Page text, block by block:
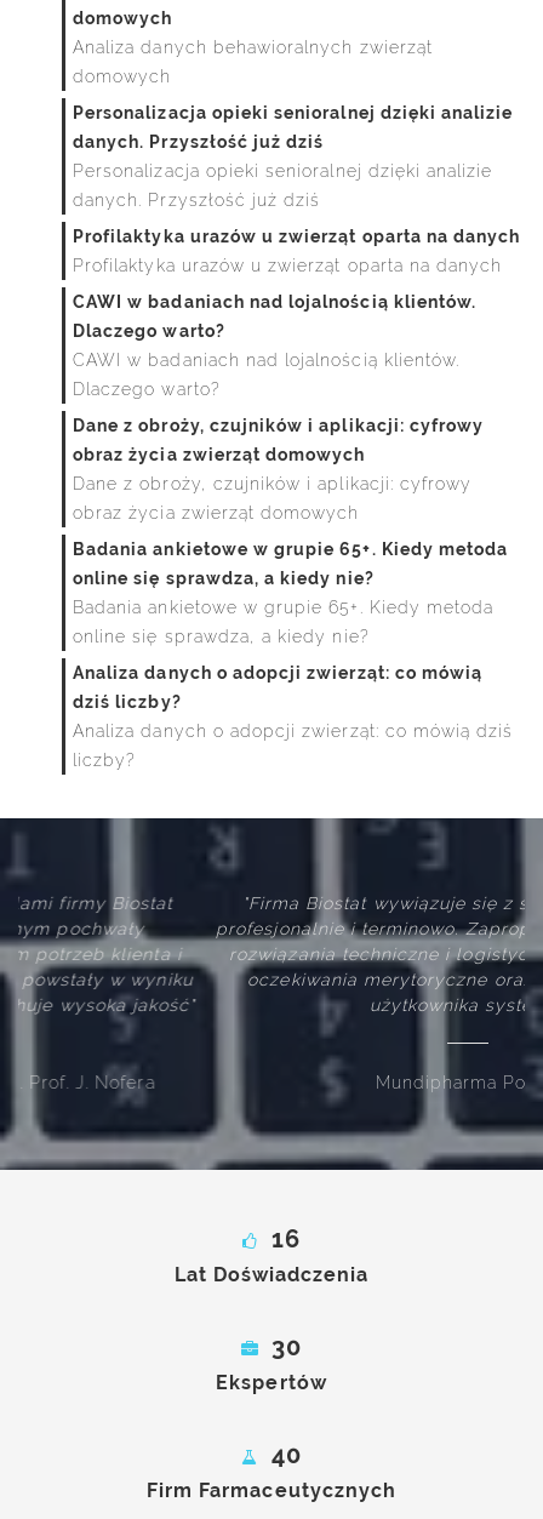
domowych
Analiza danych behawioralnych zwierząt
domowych
Personalizacja opieki senioralnej dzięki analizie
danych. Przyszłość już dziś
Personalizacja opieki senioralnej dzięki analizie
danych. Przyszłość już dziś
Profilaktyka urazów u zwierząt oparta na danych
Profilaktyka urazów u zwierząt oparta na danych
CAWI w badaniach nad lojalnością klientów.
Dlaczego warto?
CAWI w badaniach nad lojalnością klientów.
Dlaczego warto?
Dane z obroży, czujników i aplikacji: cyfrowy
obraz życia zwierząt domowych
Dane z obroży, czujników i aplikacji: cyfrowy
obraz życia zwierząt domowych
Badania ankietowe w grupie 65+. Kiedy metoda
online się sprawdza, a kiedy nie?
Badania ankietowe w grupie 65+. Kiedy metoda
online się sprawdza, a kiedy nie?
Analiza danych o adopcji zwierząt: co mówią
dziś liczby?
Analiza danych o adopcji zwierząt: co mówią dziś
liczby?
"Firma Biostat wywiązuje się z swoich zobowiązań
profesjonalnie i terminowo. Zaproponowane przez firmę
rozwiązania techniczne i logistyczne spełniają nasze
oczekiwania merytoryczne oraz są intuicyjne dla
użytkownika systemu"
Mundipharma Polska
16
Lat Doświadczenia
30
Ekspertów
40
Firm Farmaceutycznych